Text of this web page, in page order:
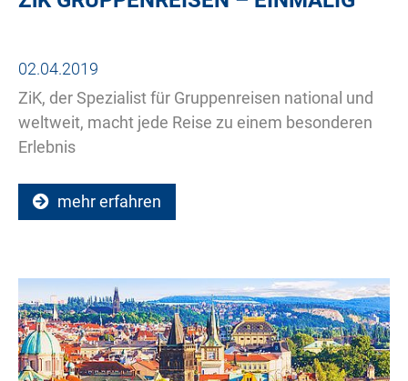
02.04.2019
ZiK, der Spezialist für Gruppenreisen national und
weltweit, macht jede Reise zu einem besonderen
Erlebnis
mehr erfahren